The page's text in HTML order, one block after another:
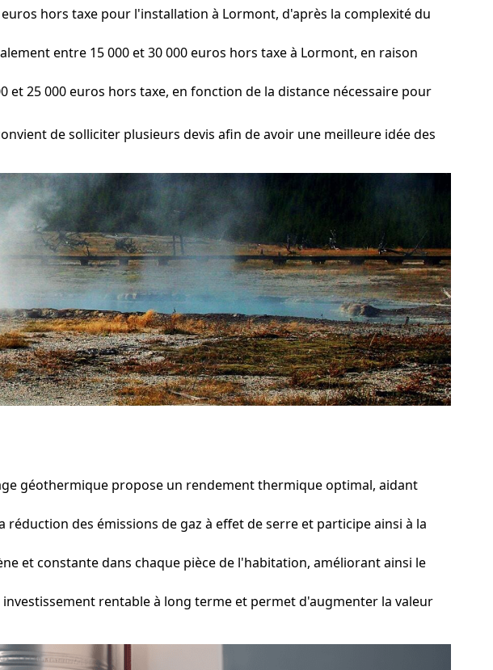
euros hors taxe pour l'installation à Lormont, d'après la complexité du
entre 15 000 et 30 000 euros hors taxe à Lormont, en raison
et 25 000 euros hors taxe, en fonction de la distance nécessaire pour
de solliciter plusieurs devis afin de avoir une meilleure idée des
géothermique propose un rendement thermique optimal, aidant
des émissions de gaz à effet de serre et participe ainsi à la
et constante dans chaque pièce de l'habitation, améliorant ainsi le
rentable à long terme et permet d'augmenter la valeur